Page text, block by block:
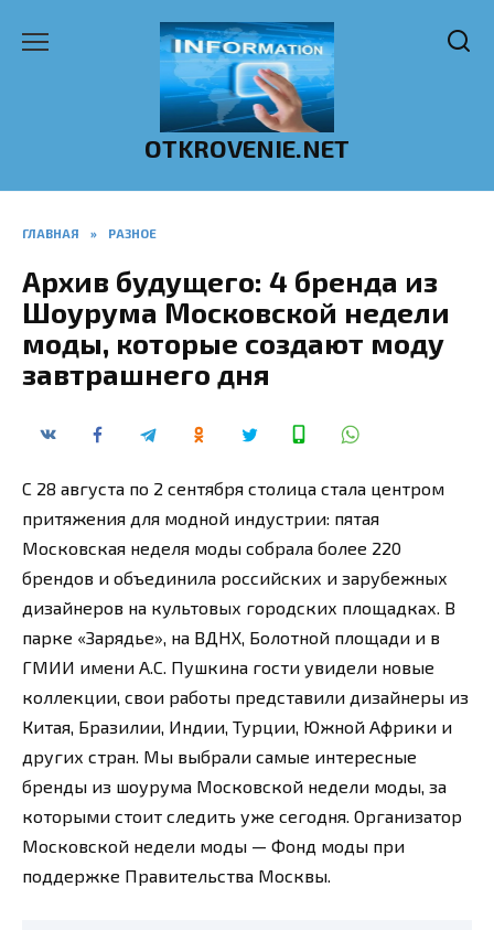
OTKROVENIE.NET
ГЛАВНАЯ » РАЗНОЕ
Архив будущего: 4 бренда из
Шоурума Московской недели
моды, которые создают моду
завтрашнего дня
С 28 августа по 2 сентября столица стала центром
притяжения для модной индустрии: пятая
Московская неделя моды собрала более 220
брендов и объединила российских и зарубежных
дизайнеров на культовых городских площадках. В
парке «Зарядье», на ВДНХ, Болотной площади и в
ГМИИ имени А.С. Пушкина гости увидели новые
коллекции, свои работы представили дизайнеры из
Китая, Бразилии, Индии, Турции, Южной Африки и
других стран. Мы выбрали самые интересные
бренды из шоурума Московской недели моды, за
которыми стоит следить уже сегодня. Организатор
Московской недели моды — Фонд моды при
поддержке Правительства Москвы.